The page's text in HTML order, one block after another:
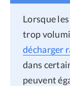
Lorsque
trop
décharger
dans
peuvent